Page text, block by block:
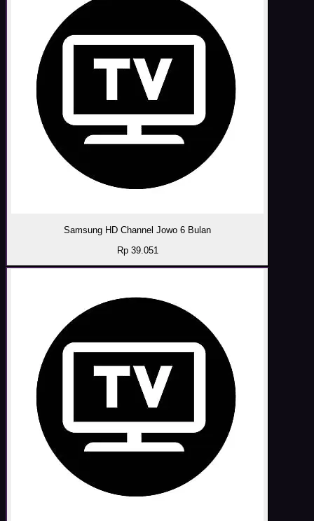
Samsung HD Channel Jowo 6 Bulan
Rp 39.051